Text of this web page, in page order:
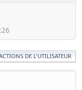
DE L'UTILISATEUR